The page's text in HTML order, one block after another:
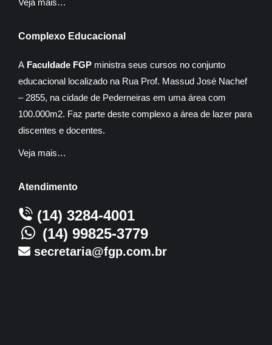
Veja mais…
Complexo Educacional
A Faculdade FGP ministra seus cursos no conjunto
educacional localizado na Rua Prof. Massud José Nachef
– 2855, na cidade de Pederneiras em uma área com
100.000m2. Faz parte deste complexo a área de lazer para
discentes e docentes.
Veja mais…
Atendimento
(14) 3284-4001
(14) 99825-3779
secretaria@fgp.com.br